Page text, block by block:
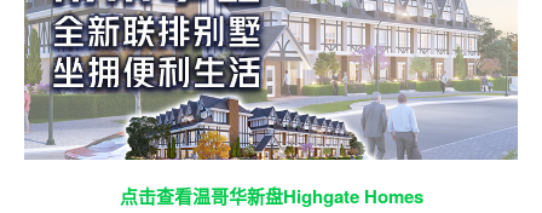
点击查看温哥华新盘Highgate Homes